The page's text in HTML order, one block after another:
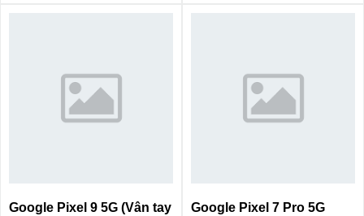
Google Pixel 9 5G (Vân tay
Google Pixel 7 Pro 5G